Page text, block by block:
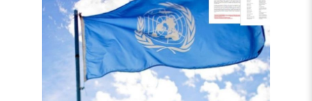
FN:
–
Ikke
kutt
i
menneskerettighetene"